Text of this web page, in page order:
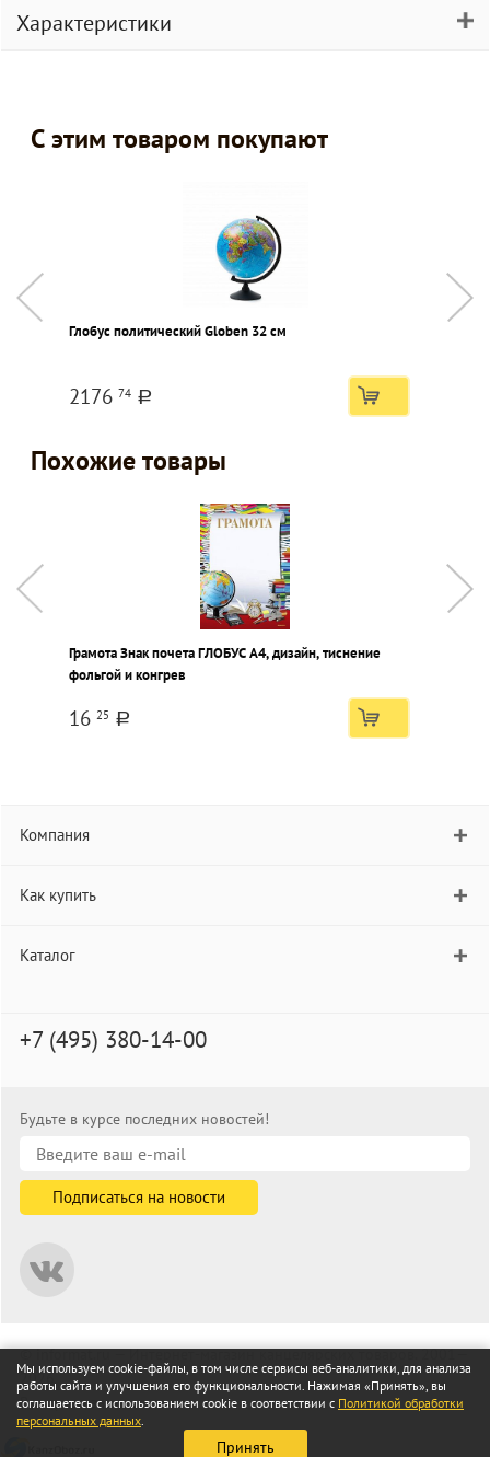
Характеристики
С этим товаром покупают
Глобус политический Globen 32 см
2176 74 a
Похожие товары
Грамота Знак почета ГЛОБУС А4, дизайн, тиснение
фольгой и конгрев
16 25 a
Компания
Как купить
Каталог
+7 (495) 380-14-00
Будьте в курсе последних новостей!
© informat.ru — Интернет-магазин канцелярских товаров. 2001—
2026
Все права защищены
Мы используем cookie-файлы, в том числе сервисы веб-аналитики, для анализа
работы сайта и улучшения его функциональности. Нажимая «Принять», вы
соглашаетесь с использованием cookie в соответствии с Политикой обработки
персональных данных.
Принять